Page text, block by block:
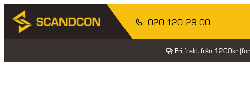
020-120 29 00
Fri frakt från 1200kr